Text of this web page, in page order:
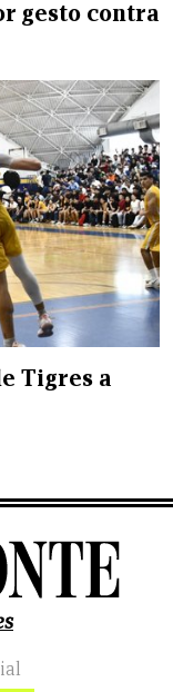
gesto contra
Tigres a